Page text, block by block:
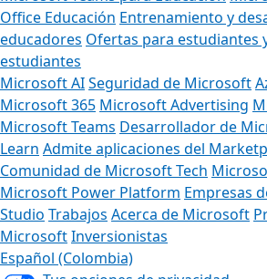
Office Educación Entrenamiento y
educadores Ofertas para estudiantes
estudiantes
Microsoft AISeguridad de Microsoft
Microsoft 365 Microsoft Advertising
Microsoft Teams Desarrollador de
Learn Admite aplicaciones del
Comunidad de Microsoft Tech
Microsoft Power Platform Empresas
Studio Trabajos Acerca de Microsoft
MicrosoftInversionistas
Español (Colombia)